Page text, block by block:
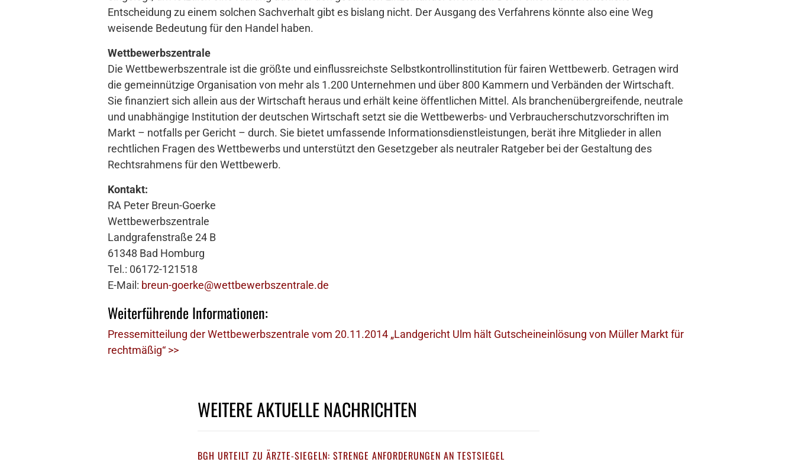
Entscheidung zu einem solchen Sachverhalt gibt es bislang nicht. Der Ausgang des Verfahrens könnte also eine Weg
weisende Bedeutung für den Handel haben.
Wettbewerbszentrale
Die Wettbewerbszentrale ist die größte und einflussreichste Selbstkontrollinstitution für fairen Wettbewerb. Getragen wird
die gemeinnützige Organisation von mehr als 1.200 Unternehmen und über 800 Kammern und Verbänden der Wirtschaft.
Sie finanziert sich allein aus der Wirtschaft heraus und erhält keine öffentlichen Mittel. Als branchenübergreifende, neutrale
und unabhängige Institution der deutschen Wirtschaft setzt sie die Wettbewerbs- und Verbraucherschutzvorschriften im
Markt – notfalls per Gericht – durch. Sie bietet umfassende Informationsdienstleistungen, berät ihre Mitglieder in allen
rechtlichen Fragen des Wettbewerbs und unterstützt den Gesetzgeber als neutraler Ratgeber bei der Gestaltung des
Rechtsrahmens für den Wettbewerb.
Kontakt:
RA Peter Breun-Goerke
Wettbewerbszentrale
Landgrafenstraße 24 B
61348 Bad Homburg
Tel.: 06172-121518
E-Mail: breun-goerke@wettbewerbszentrale.de
Weiterführende Informationen:
Pressemitteilung der Wettbewerbszentrale vom 20.11.2014 „Landgericht Ulm hält Gutscheineinlösung von Müller Markt für
rechtmäßig“ >>
WEITERE AKTUELLE NACHRICHTEN
BGH URTEILT ZU ÄRZTE-SIEGELN: STRENGE ANFORDERUNGEN AN TESTSIEGEL